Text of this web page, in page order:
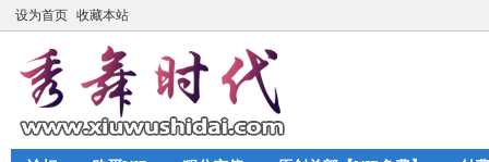
设为首页 收藏本站